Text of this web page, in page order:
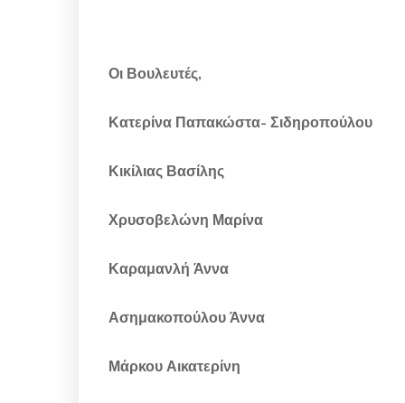
Οι Βουλευτές,
Κατερίνα Παπακώστα- Σιδηροπούλου
Κικίλιας Βασίλης
Χρυσοβελώνη Μαρίνα
Καραμανλή Άννα
Ασημακοπούλου Άννα
Μάρκου Αικατερίνη